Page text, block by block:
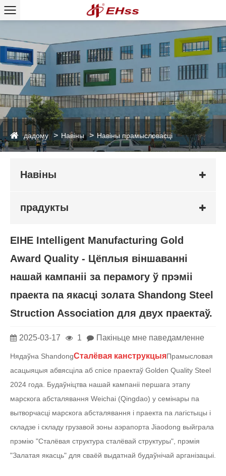
дадому Навіны Навіны прамысловасці
Навіны
прадукты
EIHE Intelligent Manufacturing Gold
Award Quality - Цёплыя віншаванні
нашай кампаніі за перамогу ў прэміі
праекта па якасці золата Shandong Steel
Struction Association для двух праектаў.
2025-03-17 1 Пакіньце мне паведамленне
Нядаўна ShandongСталёвая канструкцыяПрамысловая
асацыяцыя абвясціла аб спісе праектаў Golden Quality Steel
2024 года. Будаўніцтва нашай кампаніі першага этапу
марскога абсталявання Weichai (Qingdao) у семінары па
вытворчасці марскога абсталявання і праекта па лагістыцы і
складзе і складу грузавой зоны аэрапорта Jiaodong выйграла
прэмію "Сталёвая структура сталёвай структуры", прэмія
"Залатая якасць" для сваёй выдатнай будаўнічай арганізацыі.